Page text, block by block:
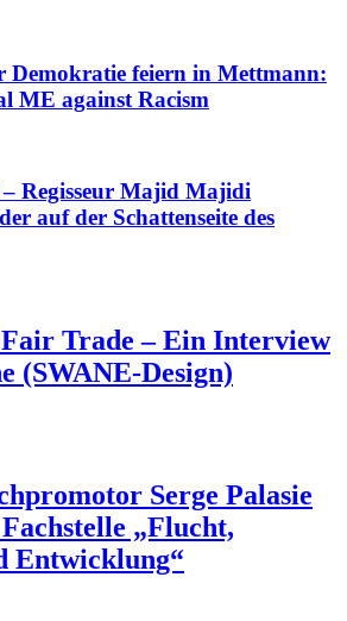
Demokratie feiern in Mettmann:
ME against Racism
Regisseur Majid Majidi
auf der Schattenseite des
Trade – Ein Interview
(SWANE-Design)
Serge Palasie
„Flucht,
Entwicklung“